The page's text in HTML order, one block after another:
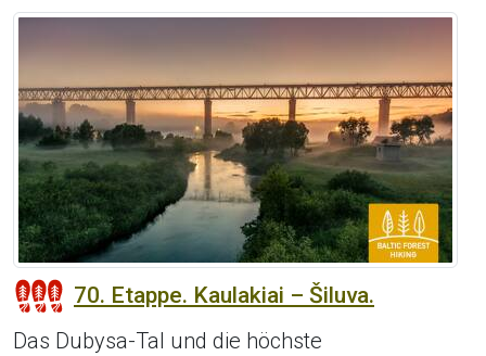
70. Etappe. Kaulakiai – Šiluva.
Das Dubysa-Tal und die höchste